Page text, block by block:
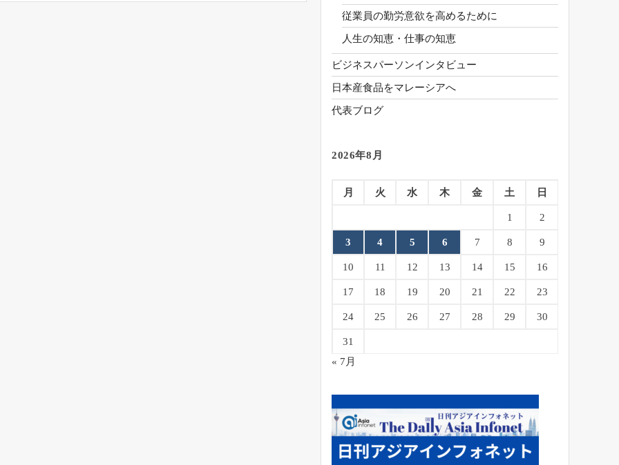
従業員の勤労意欲を高めるために
人生の知恵・仕事の知恵
ビジネスパーソンインタビュー
日本産食品をマレーシアへ
代表ブログ
2026年8月
月 火 水 木 金 土 日
1 2
3 4 5 6 7 8 9
10 11 12 13 14 15 16
17 18 19 20 21 22 23
24 25 26 27 28 29 30
31
« 7月